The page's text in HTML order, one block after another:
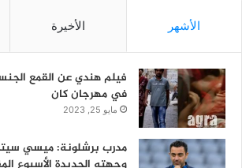
الأشهر الأخيرة
فيلم هندي عن القمع
في مهرجان كان
مايو 25, 2023
مدرب برشلونة: ميسي
وجهته الجديدة الأسبوع